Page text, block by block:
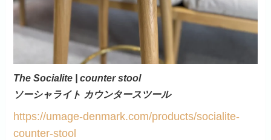
The Socialite | counter stool
ソーシャライト カウンタースツール
https://umage-denmark.com/products/socialite-
counter-stool